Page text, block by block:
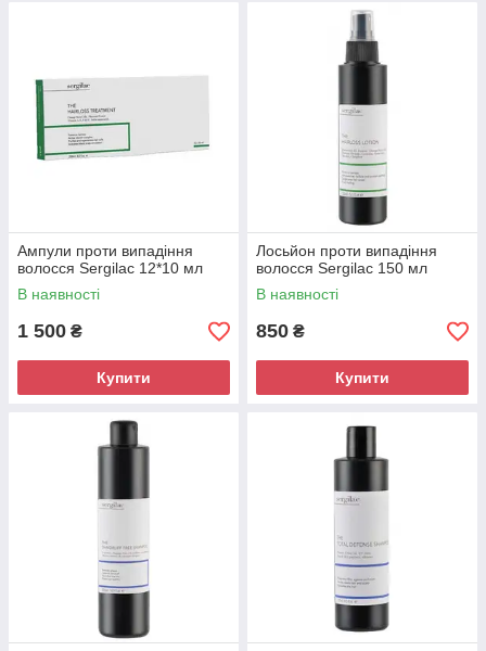
Ампули проти випадіння
волосся Sergilac 12*10 мл
В наявності
1 500 ₴
Купити
Лосьйон проти випадіння
волосся Sergilac 150 мл
В наявності
850 ₴
Купити